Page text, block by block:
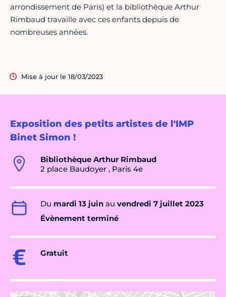
Exposition des petits artistes de l'IMP
Binet Simon !
Bibliothèque Arthur Rimbaud
2 place Baudoyer , Paris 4e
Du mardi 13 juin au vendredi 7 juillet 2023
Évènement terminé
Gratuit
arrondissement de Paris) et la bibliothèque Arthur
Rimbaud travaille avec ces enfants depuis de
nombreuses années.
Mise à jour le 18/03/2023